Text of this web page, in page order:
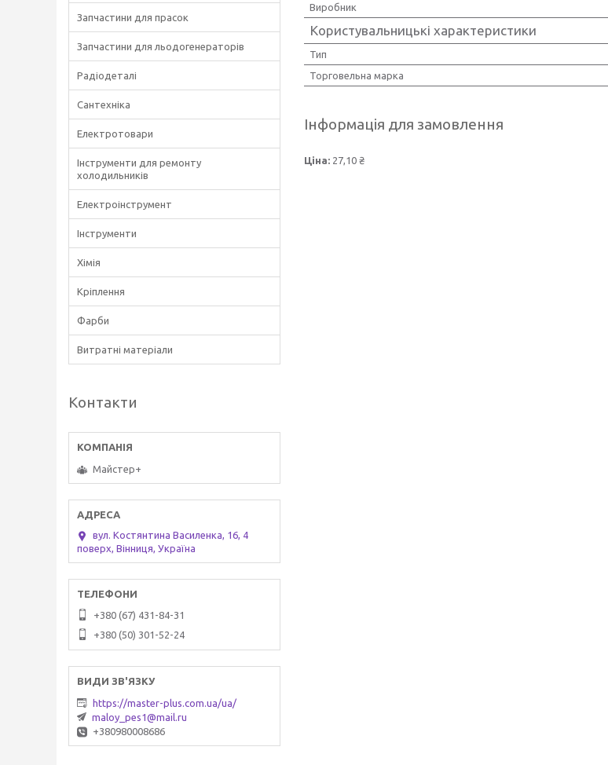
Виробник
Користувальницькі характеристики
Тип
Торговельна марка
Інформація для замовлення
Ціна: 27,10 ₴
Запчастини для прасок
Запчастини для льодогенераторів
Радіодеталі
Сантехніка
Електротовари
Інструменти для ремонту
холодильників
Електроінструмент
Інструменти
Хімія
Кріплення
Фарби
Витратні матеріали
Контакти
Майстер+
вул. Костянтина Василенка, 16, 4
поверх, Вінниця, Україна
+380 (67) 431-84-31
+380 (50) 301-52-24
https://master-plus.com.ua/ua/
maloy_pes1@mail.ru
+380980008686